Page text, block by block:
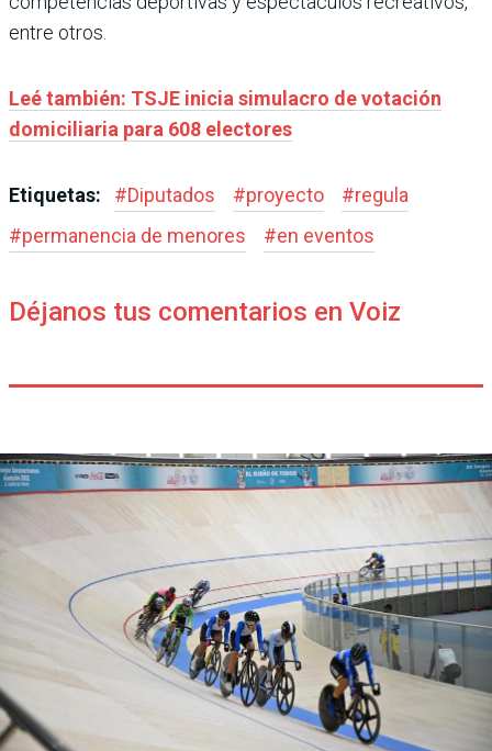
entre otros.
Leé también: TSJE inicia simulacro de votación
domiciliaria para 608 electores
Etiquetas: #Diputados #proyecto #regula
#permanencia de menores #en eventos
Déjanos tus comentarios en Voiz